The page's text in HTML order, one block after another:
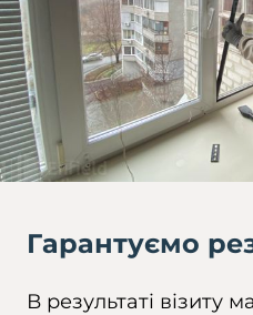
Гарантуємо
В результаті візиту